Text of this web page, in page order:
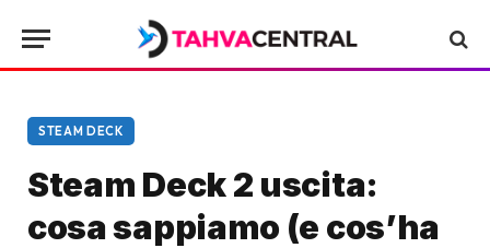
STEAM DECK
Steam Deck 2 uscita:
cosa sappiamo (e cos’ha